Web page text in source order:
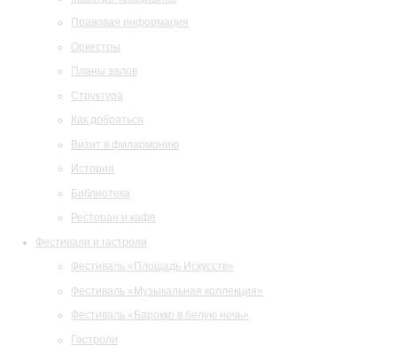
Правовая информация
Оркестры
Планы залов
Структура
Как добраться
Визит в филармонию
История
Библиотека
Ресторан и кафе
Фестивали и гастроли
Фестиваль «Площадь Искусств»
Фестиваль «Музыкальная коллекция»
Фестиваль «Барокко в белую ночь»
Гастроли